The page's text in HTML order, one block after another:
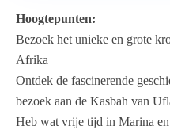
Hoogtepunten:
Bezoek het unieke en grote
Afrika
Ontdek de fascinerende
bezoek aan de Kasbah van
Heb wat vrije tijd in Marina